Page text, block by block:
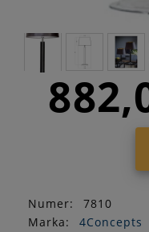
Numer:
7810
Marka:
4Concepts